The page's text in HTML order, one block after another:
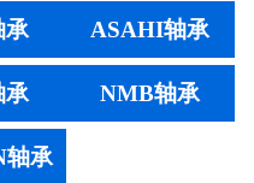
承 ASAHI轴承
承 NMB轴承
承